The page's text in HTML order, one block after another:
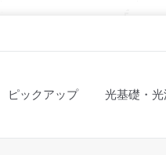
ピックアップ 光基礎・